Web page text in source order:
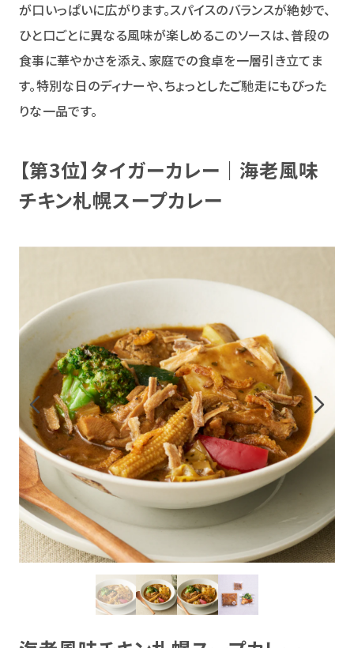
が口いっぱいに広がります。スパイスのバランスが絶妙で、
ひと口ごとに異なる風味が楽しめるこのソースは、普段の
食事に華やかさを添え、家庭での食卓を一層引き立てま
す。特別な日のディナーや、ちょっとしたご馳走にもぴった
りな一品です。
【第3位】タイガーカレー｜海老風味
チキン札幌スープカレー